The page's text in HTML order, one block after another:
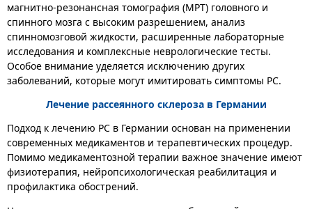
магнитно-резонансная томография (МРТ) головного и
спинного мозга с высоким разрешением, анализ
спинномозговой жидкости, расширенные лабораторные
исследования и комплексные неврологические тесты.
Особое внимание уделяется исключению других
заболеваний, которые могут имитировать симптомы РС.
Лечение рассеянного склероза в Германии
Подход к лечению РС в Германии основан на применении
современных медикаментов и терапевтических процедур.
Помимо медикаментозной терапии важное значение имеют
физиотерапия, нейропсихологическая реабилитация и
профилактика обострений.